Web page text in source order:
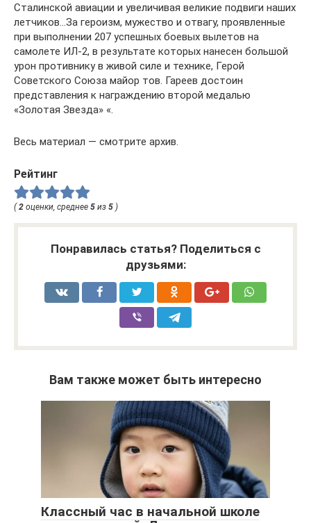
Сталинской авиации и увеличивая великие подвиги наших
летчиков…За героизм, мужество и отвагу, проявленные
при выполнении 207 успешных боевых вылетов на
самолете ИЛ-2, в результате которых нанесен большой
урон противнику в живой силе и технике, Герой
Советского Союза майор тов. Гареев достоин
представления к награждению второй медалью
«Золотая Звезда» «.
Весь материал — смотрите архив.
Рейтинг
(2 оценки, среднее 5 из 5 )
Понравилась статья? Поделиться с
друзьями:
Вам также может быть интересно
Классный час в начальной школе